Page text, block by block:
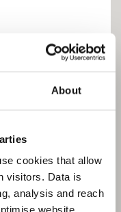
About
cookies that allow
visitors. Data is
analysis and reach
website
con nuestros
zonas y 15 cm
se puede pedir
• 560 FMK